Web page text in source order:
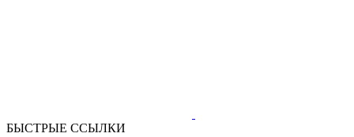
БЫСТРЫЕ ССЫЛКИ